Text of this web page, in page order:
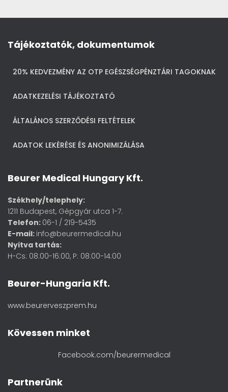
Tájékoztatók, dokumentumok
20% KEDVEZMÉNY AZ OTP EGÉSZSÉGPÉNZTÁRI TAGOKNAK
ADATKEZELÉSI TÁJÉKOZTATÓ
ÁLTALÁNOS SZERZŐDÉSI FELTÉTELEK
ADATOK LEKÉRÉSE ÉS ANONIMIZÁLÁSA
Beurer Medical Hungary Kft.
Székhely/telephely:
1211 Budapest, Gépgyár utca 1-7.
Telefon: 06-1 / 219-5435
E-mail: info@beurermedical.hu
Nyitva tartás:
H-Cs: 08:00-16:00, P: 08:00-14:00
Beurer-Hungaria Kft.
www.beurerveszprem.hu
Kövessen minket
Facebook.com/beurermedical
Partnerünk